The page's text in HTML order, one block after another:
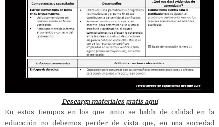
Descarga materiales gratis aquí
En estos tiempos en los que tanto se habla de calidad en la
educación no debemos perder de vista que, en una sociedad